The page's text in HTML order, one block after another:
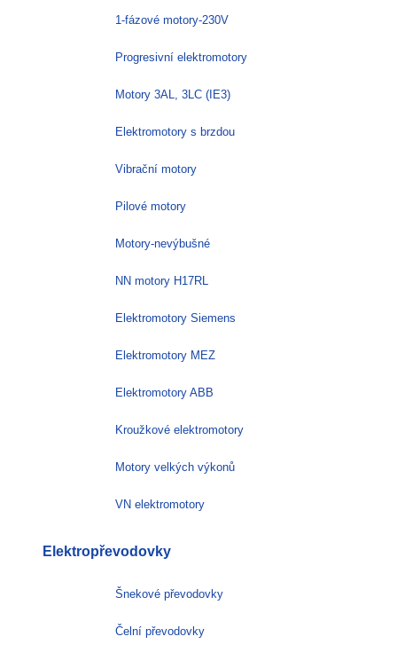
1-fázové motory-230V
Progresivní elektromotory
Motory 3AL, 3LC (IE3)
Elektromotory s brzdou
Vibrační motory
Pilové motory
Motory-nevýbušné
NN motory H17RL
Elektromotory Siemens
Elektromotory MEZ
Elektromotory ABB
Kroužkové elektromotory
Motory velkých výkonů
VN elektromotory
Elektropřevodovky
Šnekové převodovky
Čelní převodovky